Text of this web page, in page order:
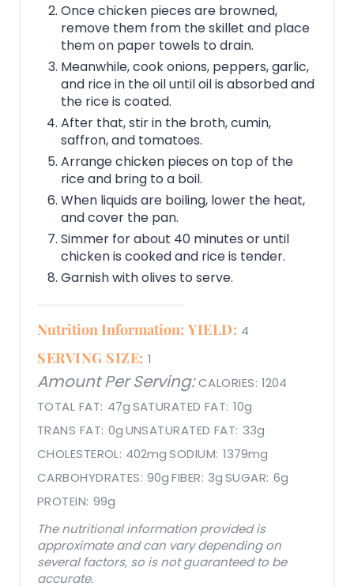
Once chicken pieces are browned,
remove them from the skillet and place
them on paper towels to drain.
Meanwhile, cook onions, peppers, garlic,
and rice in the oil until oil is absorbed and
the rice is coated.
After that, stir in the broth, cumin,
saffron, and tomatoes.
Arrange chicken pieces on top of the
rice and bring to a boil.
When liquids are boiling, lower the heat,
and cover the pan.
Simmer for about 40 minutes or until
chicken is cooked and rice is tender.
Garnish with olives to serve.
Nutrition Information: YIELD: 4
SERVING SIZE: 1
Amount Per Serving: CALORIES: 1204
TOTAL FAT: 47gSATURATED FAT: 10g
TRANS FAT: 0gUNSATURATED FAT: 33g
CHOLESTEROL: 402mg SODIUM: 1379mg
CARBOHYDRATES: 90g FIBER: 3gSUGAR: 6g
PROTEIN: 99g
The nutritional information provided is
approximate and can vary depending on
several factors, so is not guaranteed to be
accurate.